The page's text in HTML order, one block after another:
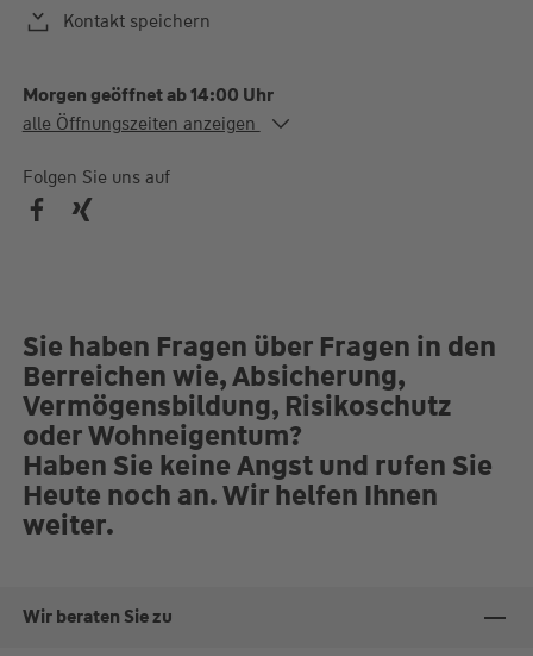
Kontakt speichern
Morgen geöffnet ab 14:00 Uhr
Alle Öffnungszeiten
Mi.
Do.
Fr.
alle Öffnungszeiten anzeigen
Folgen Sie uns auf
Sie haben Fragen über Fragen in den
Berreichen wie, Absicherung,
Vermögensbildung, Risikoschutz
oder Wohneigentum?
Haben Sie keine Angst und rufen Sie
Heute noch an. Wir helfen Ihnen
weiter.
Wir beraten Sie zu